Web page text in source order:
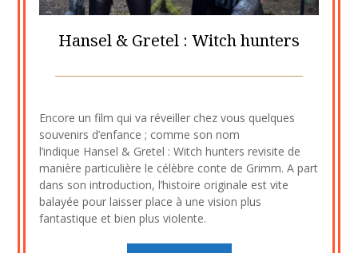
Hansel & Gretel : Witch hunters
2
septembre
2023
Encore un film qui va réveiller chez vous quelques
souvenirs d’enfance ; comme son nom
l’indique Hansel & Gretel : Witch hunters revisite de
manière particulière le célèbre conte de Grimm. A part
dans son introduction, l’histoire originale est vite
balayée pour laisser place à une vision plus
fantastique et bien plus violente.